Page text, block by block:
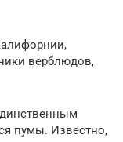
верблюдов,
пумы. Известно,